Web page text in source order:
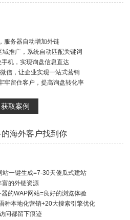
服务器自动增加外链
推广，系统自动匹配关键词
机，实现询盘信息直达
信，让企业实现一站式营销
牢留住客户，提高询盘转化率
获取案例
海外客户找到你
站一键生成=7-30天傻瓜式建站
富的外链资源
的WAP网站=良好的浏览体验
种本地化营销+20大搜索引擎优化
问都留下痕迹